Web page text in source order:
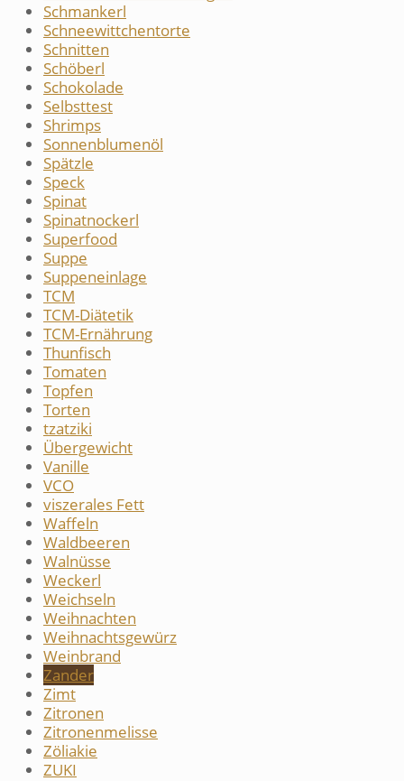
Schmankerl
Schneewittchentorte
Schnitten
Schöberl
Schokolade
Selbsttest
Shrimps
Sonnenblumenöl
Spätzle
Speck
Spinat
Spinatnockerl
Superfood
Suppe
Suppeneinlage
TCM
TCM-Diätetik
TCM-Ernährung
Thunfisch
Tomaten
Topfen
Torten
tzatziki
Übergewicht
Vanille
VCO
viszerales Fett
Waffeln
Waldbeeren
Walnüsse
Weckerl
Weichseln
Weihnachten
Weihnachtsgewürz
Weinbrand
Zander
Zimt
Zitronen
Zitronenmelisse
Zöliakie
ZUKI